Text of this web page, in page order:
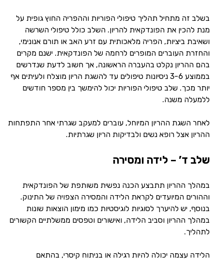
בשלב זה מתחיל תהליך טיפולי הפוריות וההפריה החוץ גופית על
מנת להכין את הפונדקאית להריון. השלב כולל טיפולי השרשה
ושאיבת ביציות, הפריה מלאכותית עם זרע האב או תורם אנונימי,
והחזרת העוברים המופרים לרחמה של הפונדקאית. ישנם מקרים
בהם ההריון נקלט בהעברה הראשונה, אך חשוב לדעת שנדרשים
בממוצע 3-6 ניסיונות טיפולים עד להשגת הריון מוצלח ולעיתים אף
יותר מכך. שלב טיפולי הפוריות יכול להימשך בין מספר חודשים
ללמעלה משנה.
לאחר השגת ההריון המיוחל, עוברים למעקב שגרתי אחר התפתחות
ההריון אצל רופא נשים ולבדיקות הריון שגרתיות.
שלב ד’ – לידה ומסירה
במהלך ההריון תתבצע הכנה נפשית משותפת של הפונדקאית
וההורים המיועדים לקראת הלידה והמסירה הצפויה של התינוק.
בנוסף, יש להיערך לסוגיות לוגיסטיות כמו מימון הוצאות שונות
במהלך ההריון וסביב הלידה, ואישורים וטפסים ממשלתיים הקשורים
לתהליך.
הלידה עצמה יכולה להיות רגילה או בניתוח קיסרי, בהתאם